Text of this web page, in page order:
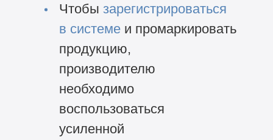
Чтобы зарегистрироваться
в системеи промаркировать
продукцию,
производителю
необходимо
воспользоваться
усиленной